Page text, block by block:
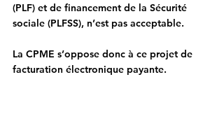
(PLF) et de financement de la Sécurité
sociale (PLFSS), n’est pas acceptable.
La CPME s’oppose donc à ce projet de
facturation électronique payante.